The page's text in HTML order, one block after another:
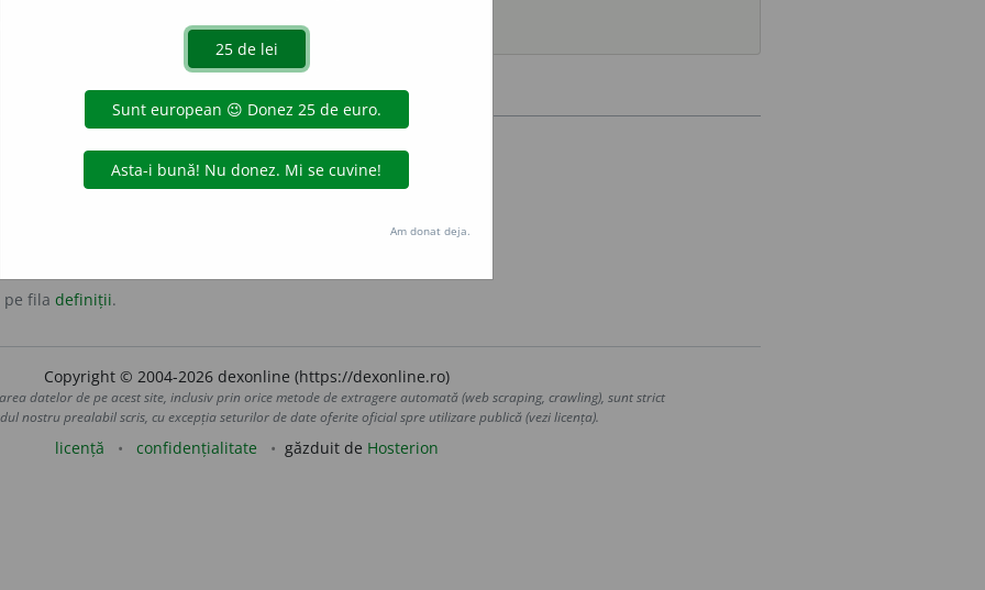
surse
viață de
pe fila definiții.
Copyright © 2004-2026 dexonline (https://dexonline.ro)
datelor de pe acest site, inclusiv prin orice metode de extragere automată (web scraping, crawling), sunt strict
nostru prealabil scris, cu excepția seturilor de date oferite oficial spre utilizare publică (vezi licența).
licență confidențialitate găzduit de Hosterion
Am donat deja.